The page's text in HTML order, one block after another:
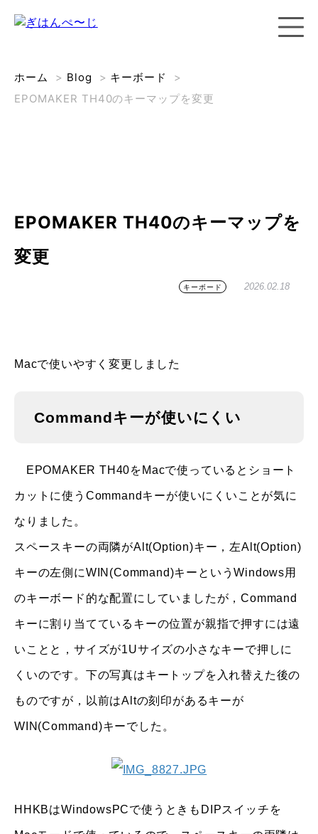
ホーム > Blog > キーボード
>
EPOMAKER TH40のキーマップを変更
EPOMAKER TH40のキーマップを
変更
キーボード 2026.02.18
Macで使いやすく変更しました
Commandキーが使いにくい
EPOMAKER TH40をMacで使っているとショート
カットに使うCommandキーが使いにくいことが気に
なりました。
スペースキーの両隣がAlt(Option)キー，左Alt(Option)
キーの左側にWIN(Command)キーというWindows用
のキーボード的な配置にしていましたが，Command
キーに割り当てているキーの位置が親指で押すには遠
いことと，サイズが1Uサイズの小さなキーで押しに
くいのです。下の写真はキートップを入れ替えた後の
ものですが，以前はAltの刻印があるキーが
WIN(Command)キーでした。
HHKBはWindowsPCで使うときもDIPスイッチを